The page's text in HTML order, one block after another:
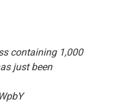
containing 1,000
just been